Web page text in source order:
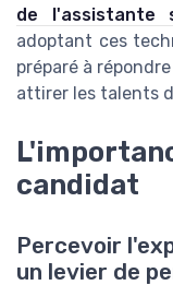
de l'assistante
adoptant ces
préparé à
attirer les talents
candidat
Percevoir
un levier de